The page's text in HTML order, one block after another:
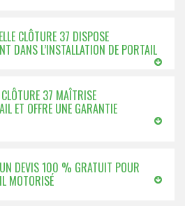
CLÔTURE 37 DISPOSE
DANS L’INSTALLATION DE PORTAIL
CLÔTURE 37 MAÎTRISE
ET OFFRE UNE GARANTIE
DEVIS 100 % GRATUIT POUR
MOTORISÉ